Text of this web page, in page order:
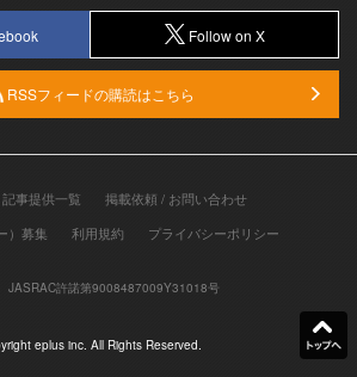
Follow on X
RSSフィードの購読はこちら
記事提供一覧
掲載依頼 / お問い合わせ
）募集
利用規約 プライバシーポリシー
JASRAC許諾第9008487009Y31018号
eplus inc. All Rights Reserved.